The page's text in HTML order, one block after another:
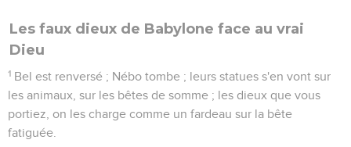
Les faux dieux de Babylone face au vrai
Dieu
1 Bel est renversé ; Nébo tombe ; leurs statues s'en vont sur
les animaux, sur les bêtes de somme ; les dieux que vous
portiez, on les charge comme un fardeau sur la bête
fatiguée.